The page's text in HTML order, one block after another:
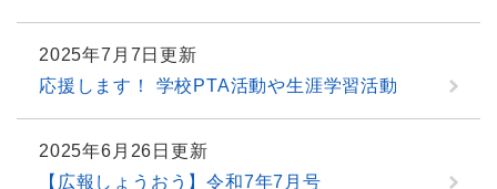
2025年7月7日更新
応援します！ 学校PTA活動や生涯学習活動
2025年6月26日更新
【広報しょうおう】令和7年7月号